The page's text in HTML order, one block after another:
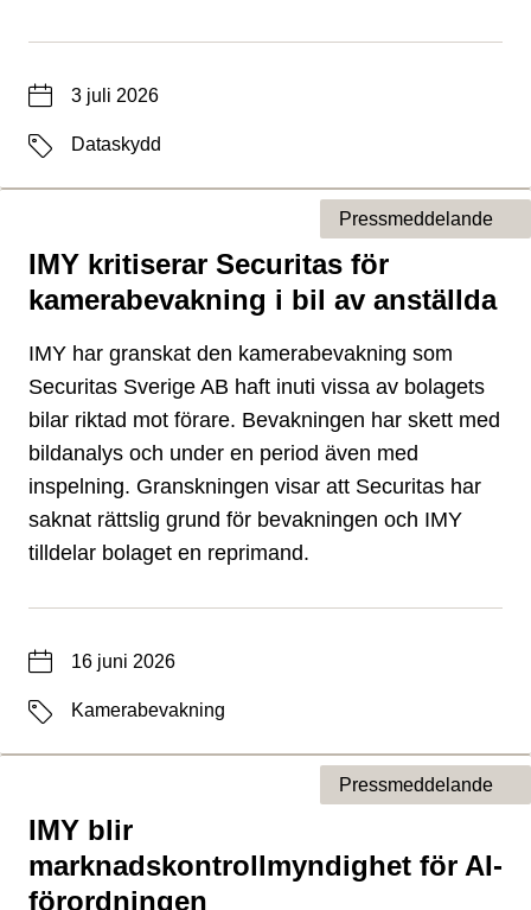
Datum3 juli 2026
EtiketterDataskydd
IMY kritiserar Securitas för
kamerabevakning i bil av anställda
Typ av sida
Pressmeddelande
IMY har granskat den kamerabevakning som
Securitas Sverige AB haft inuti vissa av bolagets
bilar riktad mot förare. Bevakningen har skett med
bildanalys och under en period även med
inspelning. Granskningen visar att Securitas har
saknat rättslig grund för bevakningen och IMY
tilldelar bolaget en reprimand.
Datum16 juni 2026
EtiketterKamerabevakning
IMY blir
marknadskontrollmyndighet för AI-
förordningen
Typ av sida
Pressmeddelande